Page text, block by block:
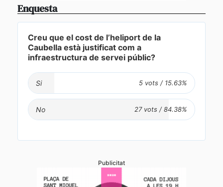
Enquesta
Creu que el cost de l’heliport de la
Caubella està justificat com a
infraestructura de servei públic?
Si
No
Publicitat